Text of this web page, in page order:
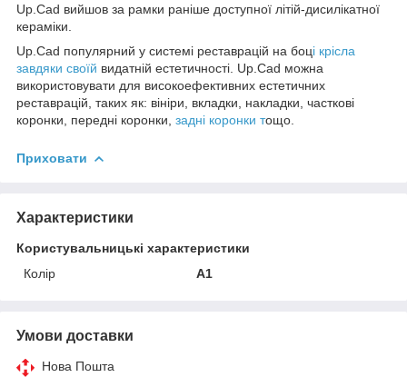
Up.Cad вийшов за рамки раніше доступної літій-дисилікатної
кераміки.
Up.Cad популярний у системі реставрацій на боці крісла
завдяки своїй видатній естетичності. Up.Cad можна
використовувати для високоефективних естетичних
реставрацій, таких як: вініри, вкладки, накладки, часткові
коронки, передні коронки, задні коронки тощо.
Приховати
Характеристики
Користувальницькі характеристики
Колір
А1
Умови доставки
Нова Пошта